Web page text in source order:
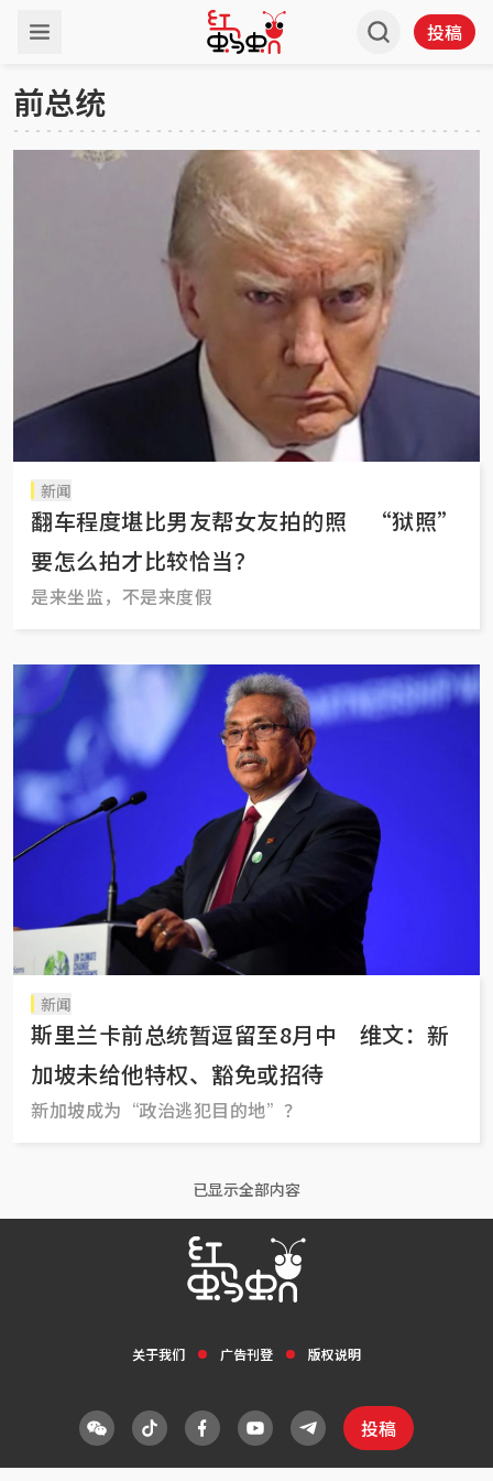
投稿
前总统
新闻
翻车程度堪比男友帮女友拍的照 “狱照”
要怎么拍才比较恰当？
是来坐监，不是来度假
新闻
斯里兰卡前总统暂逗留至8月中 维文：新
加坡未给他特权、豁免或招待
新加坡成为“政治逃犯目的地”？
已显示全部内容
关于我们 广告刊登 版权说明
投稿